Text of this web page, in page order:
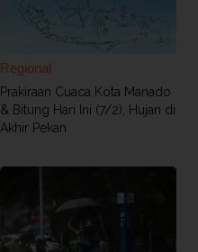
Regional
Prakiraan Cuaca Kota Manado
& Bitung Hari Ini (7/2), Hujan di
Akhir Pekan